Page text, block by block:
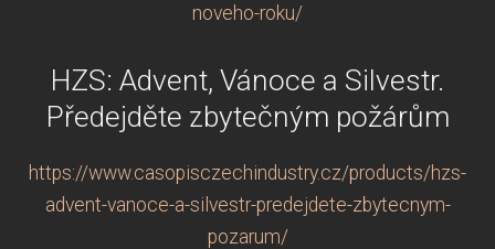
noveho-roku/
HZS: Advent, Vánoce a Silvestr.
Předejděte zbytečným požárům
https://www.casopisczechindustry.cz/products/hzs-
advent-vanoce-a-silvestr-predejdete-zbytecnym-
pozarum/